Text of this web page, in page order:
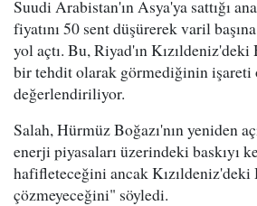
Suudi Arabistan'ın Asya'ya sattığı
fiyatını 50 sent düşürerek varil
yol açtı. Bu, Riyad'ın Kızıldeniz'deki
bir tehdit olarak görmediğinin işareti
değerlendiriliyor.
Salah, Hürmüz Boğazı'nın yeniden
enerji piyasaları üzerindeki baskıyı
hafifleteceğini ancak Kızıldeniz'deki
çözmeyeceğini" söyledi.